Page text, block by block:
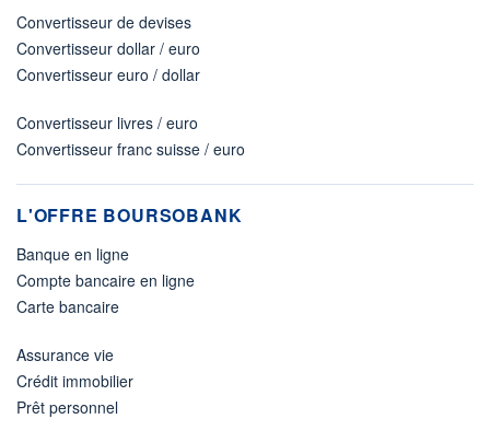
Convertisseur de devises
Convertisseur dollar / euro
Convertisseur euro / dollar
Convertisseur livres / euro
Convertisseur franc suisse / euro
L'OFFRE BOURSOBANK
Banque en ligne
Compte bancaire en ligne
Carte bancaire
Assurance vie
Crédit immobilier
Prêt personnel